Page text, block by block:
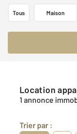
Tous Maison
Location
1 annonce
Trier par :